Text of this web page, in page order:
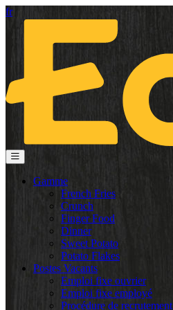
fr
Gamme
French Fries
Crunch
Finger Food
Dinner
Sweet Potato
Potato Flakes
Postes Vacants
Emploi fixe ouvrier
Emploi fixe employé
Procédure de recrutement